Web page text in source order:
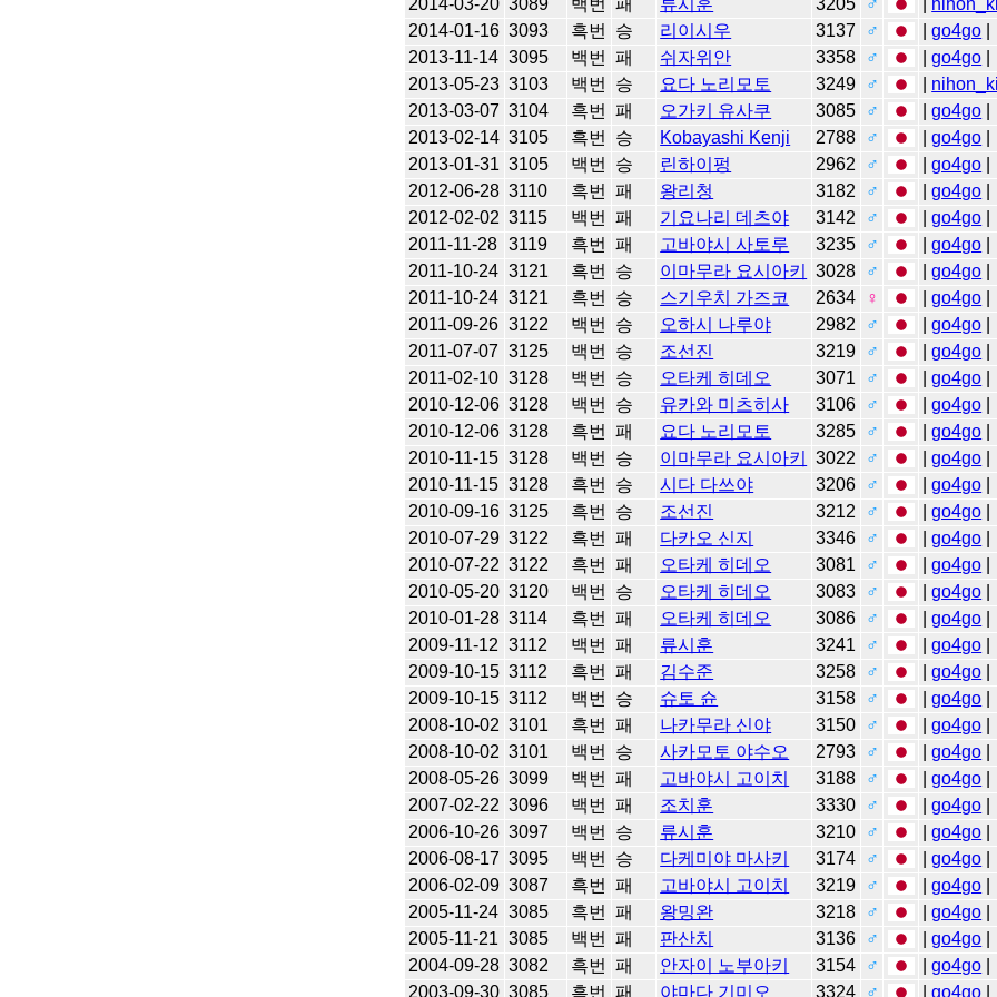
2014-01-16 3093 흑번 승 리이시우 3137 ♂ |go4go
2013-11-14 3095 백번 패 쉬자위안 3358 ♂ |go4go
2013-05-23 3103 백번 승 요다 노리모토 3249 ♂
2013-03-07 3104 흑번 패 오가키 유사쿠 3085 ♂ |go4go
2013-02-14 3105 흑번 승 Kobayashi Kenji 2788 ♂ |go4go
2013-01-31 3105 백번 승 린하이펑 2962 ♂ |go4go
2012-06-28 3110 흑번 패 왕리청 3182 ♂ |go4go
2012-02-02 3115 백번 패 기요나리 데츠야 3142 ♂ |go4go
2011-11-28 3119 흑번 패 고바야시 사토루 3235 ♂ |go4go
2011-10-24 3121 흑번 승 이마무라 요시아키 3028 ♂ |go4go
2011-10-24 3121 흑번 승 스기우치 가즈코 2634 ♀ |go4go
2011-09-26 3122 백번 승 오하시 나루야 2982 ♂ |go4go
2011-07-07 3125 백번 승 조선진 3219 ♂ |go4go
2011-02-10 3128 백번 승 오타케 히데오 3071 ♂ |go4go
2010-12-06 3128 백번 승 유카와 미츠히사 3106 ♂ |go4go
2010-12-06 3128 흑번 패 요다 노리모토 3285 ♂ |go4go
2010-11-15 3128 백번 승 이마무라 요시아키 3022 ♂ |go4go
2010-11-15 3128 흑번 승 시다 다쓰야 3206 ♂ |go4go
2010-09-16 3125 흑번 승 조선진 3212 ♂ |go4go
2010-07-29 3122 흑번 패 다카오 신지 3346 ♂ |go4go
2010-07-22 3122 흑번 패 오타케 히데오 3081 ♂ |go4go
2010-05-20 3120 백번 승 오타케 히데오 3083 ♂ |go4go
2010-01-28 3114 흑번 패 오타케 히데오 3086 ♂ |go4go
2009-11-12 3112 백번 패 류시훈 3241 ♂ |go4go
2009-10-15 3112 흑번 패 김수준 3258 ♂ |go4go
2009-10-15 3112 백번 승 슈토 슌 3158 ♂ |go4go
2008-10-02 3101 흑번 패 나카무라 신야 3150 ♂ |go4go
2008-10-02 3101 백번 승 사카모토 야수오 2793 ♂ |go4go
2008-05-26 3099 백번 패 고바야시 고이치 3188 ♂ |go4go
2007-02-22 3096 백번 패 조치훈 3330 ♂ |go4go
2006-10-26 3097 백번 승 류시훈 3210 ♂ |go4go
2006-08-17 3095 백번 승 다케미야 마사키 3174 ♂ |go4go
2006-02-09 3087 흑번 패 고바야시 고이치 3219 ♂ |go4go
2005-11-24 3085 흑번 패 왕밍완 3218 ♂ |go4go
2005-11-21 3085 백번 패 판산치 3136 ♂ |go4go
2004-09-28 3082 흑번 패 안자이 노부아키 3154 ♂ |go4go
2003-09-30 3085 흑번 패 야마다 기미오 3324 ♂ |go4go